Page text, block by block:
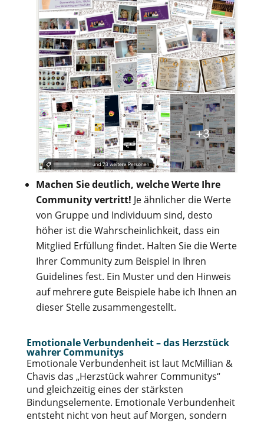
Machen Sie deutlich, welche Werte Ihre
Community vertritt! Je ähnlicher die Werte
von Gruppe und Individuum sind, desto
höher ist die Wahrscheinlichkeit, dass ein
Mitglied Erfüllung findet. Halten Sie die Werte
Ihrer Community zum Beispiel in Ihren
Guidelines fest. Ein Muster und den Hinweis
auf mehrere gute Beispiele habe ich Ihnen an
dieser Stelle zusammengestellt.
Emotionale Verbundenheit – das Herzstück
wahrer Communitys
Emotionale Verbundenheit ist laut McMillian &
Chavis das „Herzstück wahrer Communitys“
und gleichzeitig eines der stärksten
Bindungselemente. Emotionale Verbundenheit
entsteht nicht von heut auf Morgen, sondern